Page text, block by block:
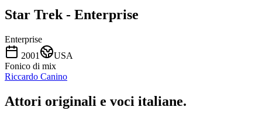
Star Trek - Enterprise
Enterprise
2001
USA
Fonico di mix
Riccardo Canino
Attori originali e voci italiane.